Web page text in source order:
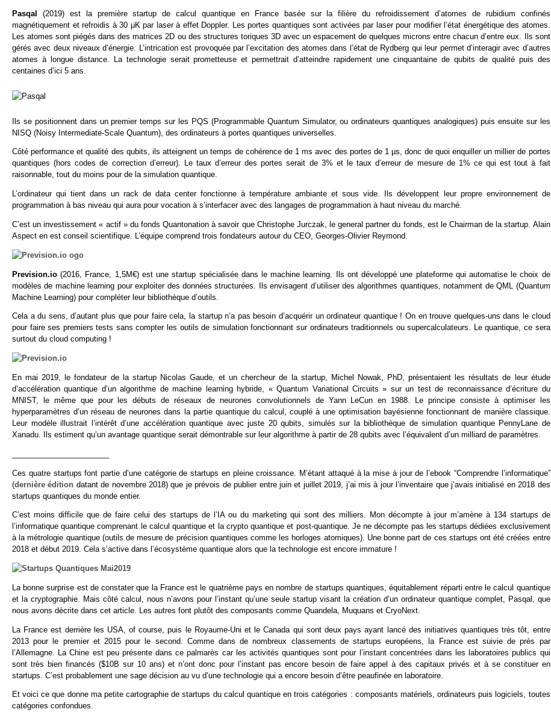
Pasqal
(2019) est la première startup de calcul quantique en France basée sur la filière du refroidissement d’atomes de rubidium confinés
magnétiquement et refroidis à 30 μK par laser à effet Doppler. Les portes quantiques sont activées par laser pour modifier l’état énergétique des atomes.
Les atomes sont piégés dans des matrices 2D ou des structures toriques 3D avec un espacement de quelques microns entre chacun d’entre eux. Ils sont
gérés avec deux niveaux d’énergie. L’intrication est provoquée par l’excitation des atomes dans l’état de Rydberg qui leur permet d’interagir avec d’autres
atomes à longue distance. La technologie serait prometteuse et permettrait d’atteindre rapidement une cinquantaine de qubits de qualité puis des
centaines d’ici 5 ans.
Ils se positionnent dans un premier temps sur les PQS (Programmable Quantum Simulator, ou ordinateurs quantiques analogiques) puis ensuite sur les
NISQ (Noisy Intermediate-Scale Quantum), des ordinateurs à portes quantiques universelles.
Côté performance et qualité des qubits, ils atteignent un temps de cohérence de 1 ms avec des portes de 1 µs, donc de quoi enquiller un millier de portes
quantiques (hors codes de correction d’erreur). Le taux d’erreur des portes serait de 3% et le taux d’erreur de mesure de 1% ce qui est tout à fait
raisonnable, tout du moins pour de la simulation quantique.
L’ordinateur qui tient dans un rack de data center fonctionne à température ambiante et sous vide. Ils développent leur propre environnement de
programmation à bas niveau qui aura pour vocation à s’interfacer avec des langages de programmation à haut niveau du marché.
C’est un investissement « actif » du fonds Quantonation à savoir que Christophe Jurczak, le general partner du fonds, est le Chairman de la startup. Alain
Aspect en est conseil scientifique. L’équipe comprend trois fondateurs autour du CEO, Georges-Olivier Reymond.
Prevision.io(2016, France, 1,5M€) est une startup spécialisée dans le machine learning. Ils ont développé une plateforme qui automatise le choix de
modèles de machine learning pour exploiter des données structurées. Ils envisagent d’utiliser des algorithmes quantiques, notamment de QML (Quantum
Machine Learning) pour compléter leur bibliothèque d’outils.
Cela a du sens, d’autant plus que pour faire cela, la startup n’a pas besoin d’acquérir un ordinateur quantique ! On en trouve quelques-uns dans le cloud
pour faire ses premiers tests sans compter les outils de simulation fonctionnant sur ordinateurs traditionnels ou supercalculateurs. Le quantique, ce sera
surtout du cloud computing !
En mai 2019, le fondateur de la startup Nicolas Gaude, et un chercheur de la startup, Michel Nowak, PhD, présentaient les résultats de leur étude
d’accélération quantique d’un algorithme de machine learning hybride, « Quantum Variational Circuits » sur un test de reconnaissance d’écriture du
MNIST, le même que pour les débuts de réseaux de neurones convolutionnels de Yann LeCun en 1988. Le principe consiste à optimiser les
hyperparamètres d’un réseau de neurones dans la partie quantique du calcul, couplé à une optimisation bayésienne fonctionnant de manière classique.
Leur modèle illustrait l’intérêt d’une accélération quantique avec juste 20 qubits, simulés sur la bibliothèque de simulation quantique PennyLane de
Xanadu. Ils estiment qu’un avantage quantique serait démontrable sur leur algorithme à partir de 28 qubits avec l’équivalent d’un milliard de paramètres.
Ces quatre startups font partie d’une catégorie de startups en pleine croissance. M’étant attaqué à la mise à jour de l’ebook “Comprendre l’informatique”
(dernière édition datant de novembre 2018) que je prévois de publier entre juin et juillet 2019, j’ai mis à jour l’inventaire que j’avais initialisé en 2018 des
startups quantiques du monde entier.
C’est moins difficile que de faire celui des startups de l’IA ou du marketing qui sont des milliers. Mon décompte à jour m’amène à 134 startups de
l’informatique quantique comprenant le calcul quantique et la crypto quantique et post-quantique. Je ne décompte pas les startups dédiées exclusivement
à la métrologie quantique (outils de mesure de précision quantiques comme les horloges atomiques). Une bonne part de ces startups ont été créées entre
2018 et début 2019. Cela s’active dans l’écosystème quantique alors que la technologie est encore immature !
La bonne surprise est de constater que la France est le quatrième pays en nombre de startups quantiques, équitablement réparti entre le calcul quantique
et la cryptographie. Mais côté calcul, nous n’avons pour l’instant qu’une seule startup visant la création d’un ordinateur quantique complet, Pasqal, que
nous avons décrite dans cet article. Les autres font plutôt des composants comme Quandela, Muquans et CryoNext.
La France est derrière les USA, of course, puis le Royaume-Uni et le Canada qui sont deux pays ayant lancé des initiatives quantiques très tôt, entre
2013 pour le premier et 2015 pour le second. Comme dans de nombreux classements de startups européens, la France est suivie de près par
l’Allemagne. La Chine est peu présente dans ce palmarès car les activités quantiques sont pour l’instant concentrées dans les laboratoires publics qui
sont très bien financés ($10B sur 10 ans) et n’ont donc pour l’instant pas encore besoin de faire appel à des capitaux privés et à se constituer en
startups. C’est probablement une sage décision au vu d’une technologie qui a encore besoin d’être peaufinée en laboratoire.
Et voici ce que donne ma petite cartographie de startups du calcul quantique en trois catégories : composants matériels, ordinateurs puis logiciels, toutes
catégories confondues.